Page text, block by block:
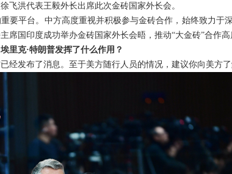
飞洪代表王毅外长出席此次金砖国家外长会。
要平台。中方高度重视并积极参与金砖合作，始终致力于
席国印度成功举办金砖国家外长会晤，推动“大金砖”合作高
里克·特朗普发挥了什么作用？
经发布了消息。至于美方随行人员的情况，建议你向美方了